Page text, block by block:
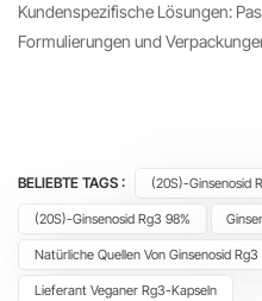
Kundenspezifische Lösungen:
Formulierungen und
BELIEBTE TAGS : (20S)-Ginsenosid
(20S)-Ginsenosid Rg3 98%
Natürliche Quellen Von Ginsenosid Rg3
Lieferant Veganer Rg3-Kapseln